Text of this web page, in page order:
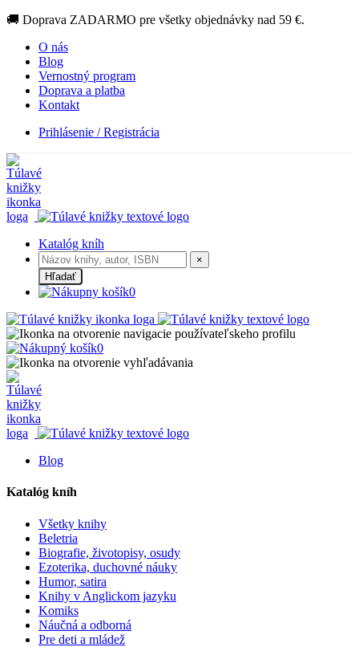
🚚 Doprava ZADARMO pre všetky objednávky nad 59 €.
O nás
Blog
Vernostný program
Doprava a platba
Kontakt
Prihlásenie / Registrácia
Katalóg kníh
×
Hľadať
0
0
Blog
Katalóg kníh
Všetky knihy
Beletria
Biografie, životopisy, osudy
Ezoterika, duchovné náuky
Humor, satira
Knihy v Anglickom jazyku
Komiks
Náučná a odborná
Pre deti a mládež